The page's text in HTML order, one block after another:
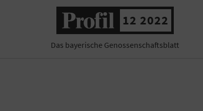
12 2022
Das bayerische Genossenschaftsblatt